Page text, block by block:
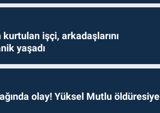
işçi, arkadaşlarını
yaşadı
olay! Yüksel Mutlu öldüresiye